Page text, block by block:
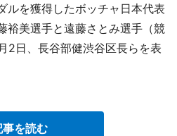
ルを獲得したボッチャ日本代表
裕美選手と遠藤さとみ選手（競
2日、長谷部健渋谷区長らを表
事を読む